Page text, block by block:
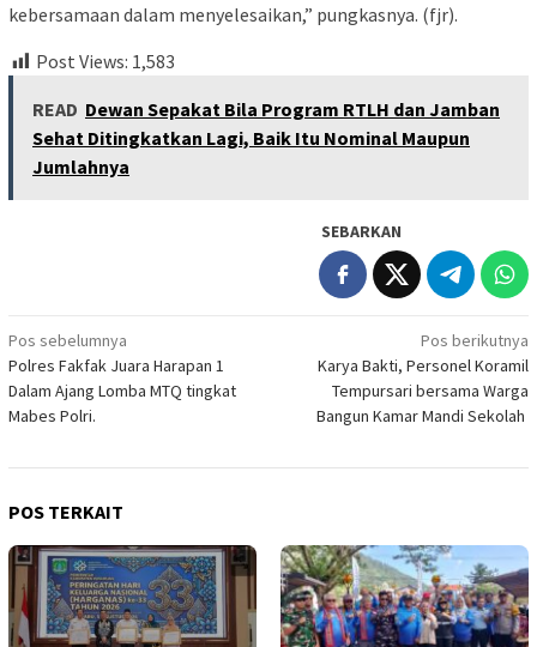
kebersamaan dalam menyelesaikan,” pungkasnya. (fjr).
Post Views: 1,583
READ Dewan Sepakat Bila Program RTLH dan Jamban
Sehat Ditingkatkan Lagi, Baik Itu Nominal Maupun
Jumlahnya
SEBARKAN
Navigasi
pos
Pos sebelumnya
Polres Fakfak Juara Harapan 1
Dalam Ajang Lomba MTQ tingkat
Mabes Polri.
Pos berikutnya
Karya Bakti, Personel Koramil
Tempursari bersama Warga
Bangun Kamar Mandi Sekolah
POS TERKAIT